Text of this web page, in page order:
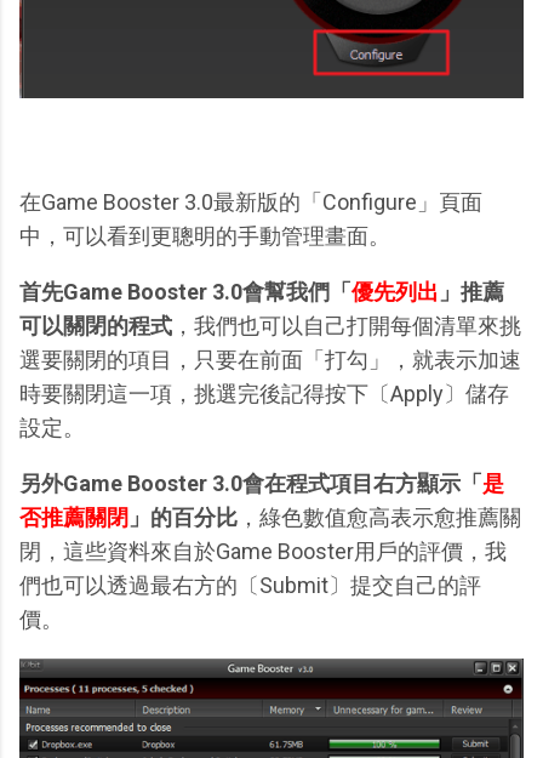
在Game Booster 3.0最新版的「Configure」頁面
中，可以看到更聰明的手動管理畫面。
首先Game Booster 3.0會幫我們「優先列出 」推薦
可以關閉的程式 ，我們也可以自己打開每個清單來挑
選要關閉的項目，只要在前面「打勾」，就表示加速
時要關閉這一項，挑選完後記得按下〔Apply〕儲存
設定。
另外Game Booster 3.0會在程式項目右方顯示「是
否推薦關閉 」的百分比 ，綠色數值愈高表示愈推薦關
閉，這些資料來自於Game Booster用戶的評價，我
們也可以透過最右方的〔Submit〕提交自己的評
價。